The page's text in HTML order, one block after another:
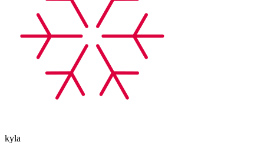
kyla